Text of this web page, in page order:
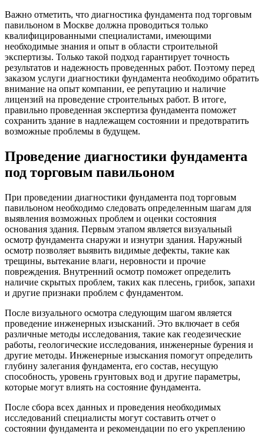
Важно отметить, что диагностика фундамента под торговым
павильоном в Москве должна проводиться только
квалифицированными специалистами, имеющими
необходимые знания и опыт в области строительной
экспертизы. Только такой подход гарантирует точность
результатов и надежность проведенных работ. Поэтому перед
заказом услуги диагностики фундамента необходимо обратить
внимание на опыт компании, ее репутацию и наличие
лицензий на проведение строительных работ. В итоге,
правильно проведенная экспертиза фундамента поможет
сохранить здание в надлежащем состоянии и предотвратить
возможные проблемы в будущем.
Проведение диагностики фундамента
под торговым павильоном
При проведении диагностики фундамента под торговым
павильоном необходимо следовать определенным шагам для
выявления возможных проблем и оценки состояния
основания здания. Первым этапом является визуальный
осмотр фундамента снаружи и изнутри здания. Наружный
осмотр позволяет выявить видимые дефекты, такие как
трещины, вытекание влаги, неровности и прочие
повреждения. Внутренний осмотр поможет определить
наличие скрытых проблем, таких как плесень, грибок, запахи
и другие признаки проблем с фундаментом.
После визуального осмотра следующим шагом является
проведение инженерных изысканий. Это включает в себя
различные методы исследования, такие как геодезические
работы, геологические исследования, инженерные бурения и
другие методы. Инженерные изыскания помогут определить
глубину залегания фундамента, его состав, несущую
способность, уровень грунтовых вод и другие параметры,
которые могут влиять на состояние фундамента.
После сбора всех данных и проведения необходимых
исследований специалисты могут составить отчет о
состоянии фундамента и рекомендации по его укреплению